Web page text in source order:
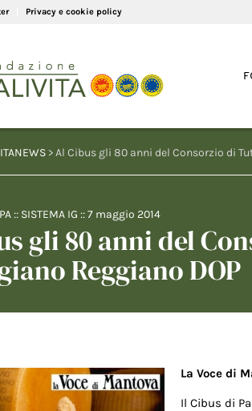
Privacy e cookie policy
> Al Cibus gli 80 anni del Consorzio di
:: SISTEMA IG ::7 maggio 2014
gli 80 anni del
Reggiano DOP
La Voce di
Il Cibus di